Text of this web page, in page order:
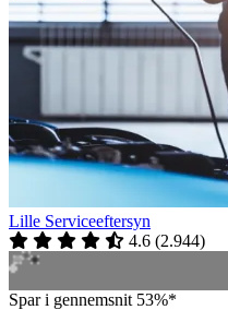
Lille Serviceeftersyn
4.6 (2.944)
Spar i gennemsnit 53%*